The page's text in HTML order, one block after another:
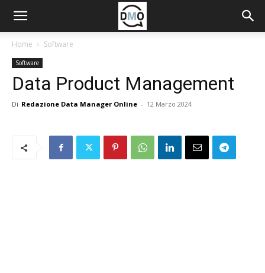
Home Software
Software
Data Product Management
Di Redazione Data Manager Online - 12 Marzo 2024